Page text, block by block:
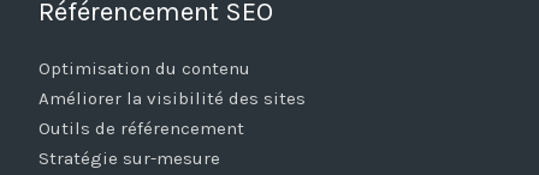
Référencement SEO
Optimisation du contenu
Améliorer la visibilité des sites
Outils de référencement
Stratégie sur-mesure